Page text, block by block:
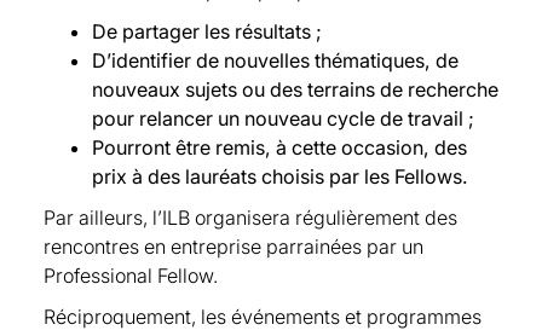
Adrian Buss, INSEAD, Fellow depuis 2021
Pierre Cahuc, Sciences Po, Fellow depuis 2016
Giorgia Callegaro, University of Padova, Fellow
depuis 2021
Laurent Calvet, SKEMA Business School, Fellow
depuis 2021
Hector Calvo Pardo, University of
Southampton, Fellow depuis 2021
Bertrand Candelon, Université Catholique de
Louvain, Fellow depuis 2021
PSL, Fellow depuis 2023
Paris 1 Panthéon-Sorbonne, UCL,- Université
Paris Cité, UCL Fellow depuis 2023
Louis Hedde, Komercni BANKA, Fellow depuis
2021
Patrice Kiener, InModelia SAS, Fellow depuis
2024
Aimé Lachapelle, Emerton Data, Kaukana
Ventures, Celerity, Agrisight, Fellow depuis 2021
Isabelle Laudier, Caisse des Dépôts, Fellow
depuis 2016
(I4CE), , Fellow depuis 2022
De partager les résultats ;
D’identifier de nouvelles thématiques, de
nouveaux sujets ou des terrains de recherche
pour relancer un nouveau cycle de travail ;
Pourront être remis, à cette occasion, des
prix à des lauréats choisis par les Fellows.
Par ailleurs, l’ILB organisera régulièrement des
rencontres en entreprise parrainées par un
Professional Fellow.
Réciproquement, les événements et programmes